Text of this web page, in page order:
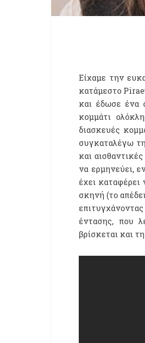
Είχαμε την
κατάμεστο
και έδωσε ένα
κομμάτι
διασκευές
συγκαταλέγω
και
να ερμηνεύει,
έχει καταφέρει
σκηνή (το
έντασης, που
βρίσκεται και